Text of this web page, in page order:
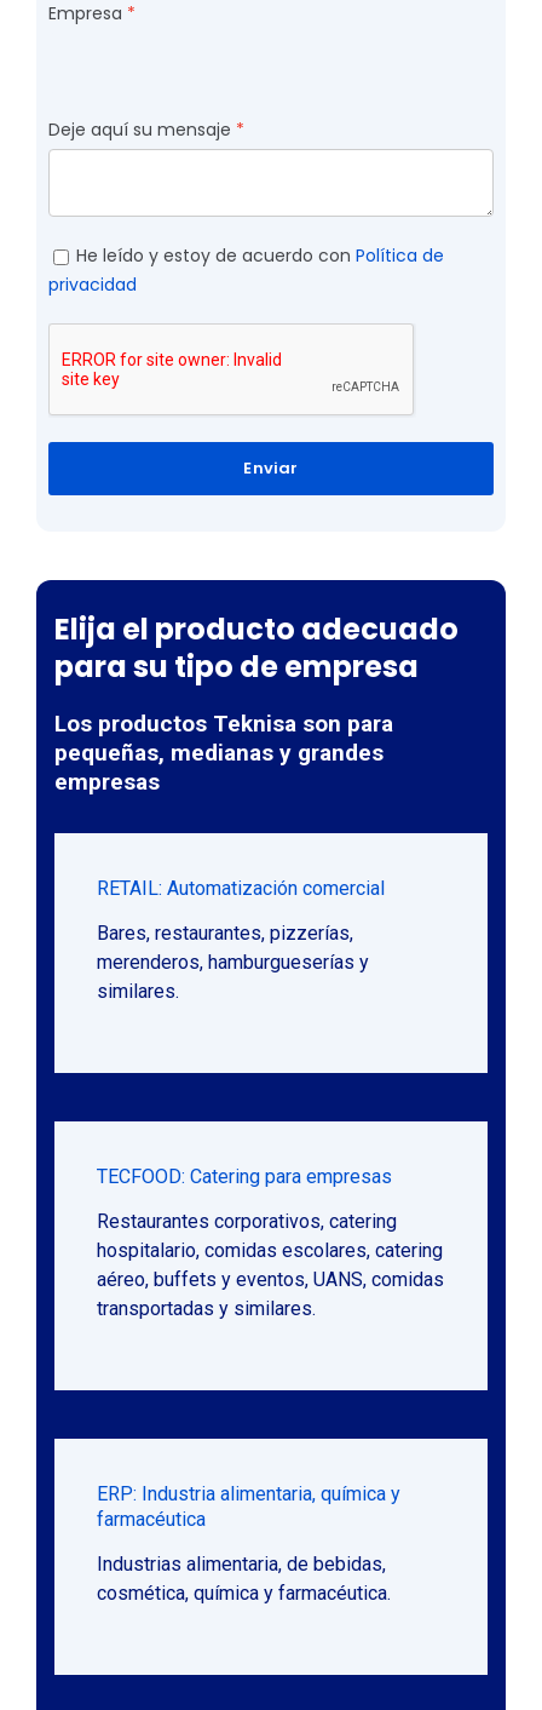
Empresa
Deje aquí su mensaje
He leído y estoy de acuerdo con Política de
privacidad
Enviar
Elija el producto adecuado
para su tipo de empresa
Los productos Teknisa son para
pequeñas, medianas y grandes
empresas
RETAIL: Automatización comercial
Bares, restaurantes, pizzerías,
merenderos, hamburgueserías y
similares.
TECFOOD: Catering para empresas
Restaurantes corporativos, catering
hospitalario, comidas escolares, catering
aéreo, buffets y eventos, UANS, comidas
transportadas y similares.
ERP: Industria alimentaria, química y
farmacéutica
Industrias alimentaria, de bebidas,
cosmética, química y farmacéutica.